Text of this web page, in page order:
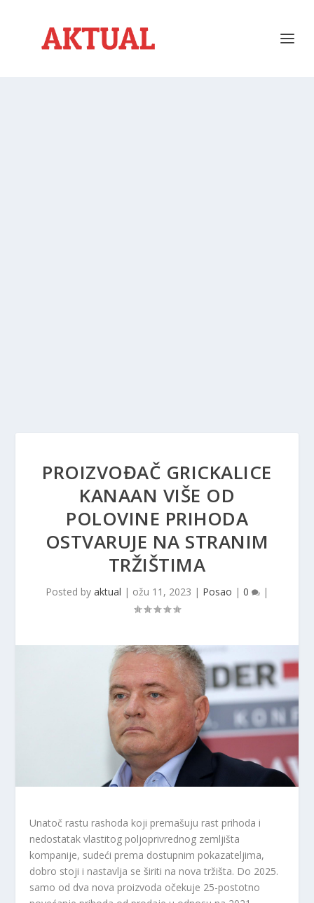
PROIZVOĐAČ GRICKALICE
KANAAN VIŠE OD
POLOVINE PRIHODA
OSTVARUJE NA STRANIM
TRŽIŠTIMA
Posted by aktual | ožu 11, 2023 | Posao | 0 |
Unatoč rastu rashoda koji premašuju rast prihoda i
nedostatak vlastitog poljoprivrednog zemljišta
kompanije, sudeći prema dostupnim pokazateljima,
dobro stoji i nastavlja se širiti na nova tržišta. Do 2025.
samo od dva nova proizvoda očekuje 25-postotno